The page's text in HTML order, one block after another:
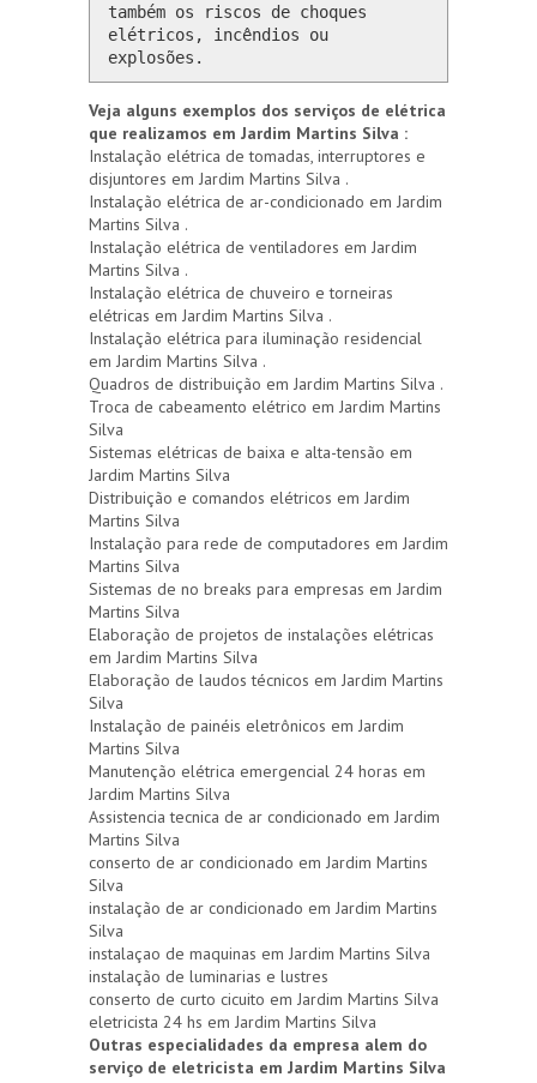
também os riscos de choques
elétricos, incêndios ou
explosões.
Veja alguns exemplos dos serviços de elétrica
que realizamos em Jardim Martins Silva :
Instalação elétrica de tomadas, interruptores e
disjuntores em Jardim Martins Silva .
Instalação elétrica de ar-condicionado em Jardim
Martins Silva .
Instalação elétrica de ventiladores em Jardim
Martins Silva .
Instalação elétrica de chuveiro e torneiras
elétricas em Jardim Martins Silva .
Instalação elétrica para iluminação residencial
em Jardim Martins Silva .
Quadros de distribuição em Jardim Martins Silva .
Troca de cabeamento elétrico em Jardim Martins
Silva
Sistemas elétricas de baixa e alta-tensão em
Jardim Martins Silva
Distribuição e comandos elétricos em Jardim
Martins Silva
Instalação para rede de computadores em Jardim
Martins Silva
Sistemas de no breaks para empresas em Jardim
Martins Silva
Elaboração de projetos de instalações elétricas
em Jardim Martins Silva
Elaboração de laudos técnicos em Jardim Martins
Silva
Instalação de painéis eletrônicos em Jardim
Martins Silva
Manutenção elétrica emergencial 24 horas em
Jardim Martins Silva
Assistencia tecnica de ar condicionado em Jardim
Martins Silva
conserto de ar condicionado em Jardim Martins
Silva
instalação de ar condicionado em Jardim Martins
Silva
instalaçao de maquinas em Jardim Martins Silva
instalação de luminarias e lustres
conserto de curto cicuito em Jardim Martins Silva
eletricista 24 hs em Jardim Martins Silva
Outras especialidades da empresa alem do
serviço de eletricista em Jardim Martins Silva